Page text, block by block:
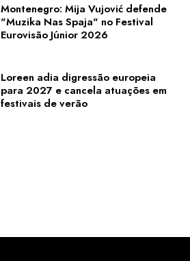
Montenegro: Mija Vujović defende
"Muzika Nas Spaja" no Festival
Eurovisão Júnior 2026
Loreen adia digressão europeia
para 2027 e cancela atuações em
festivais de verão